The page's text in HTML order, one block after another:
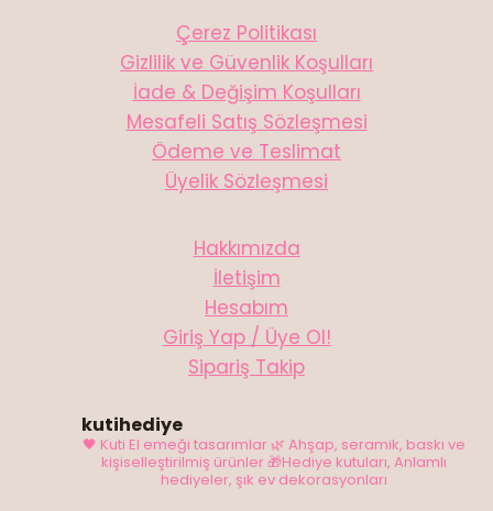
Çerez Politikası
Gizlilik ve Güvenlik Koşulları
İade & Değişim Koşulları
Mesafeli Satış Sözleşmesi
Ödeme ve Teslimat
Üyelik Sözleşmesi
Hakkımızda
İletişim
Hesabım
Giriş Yap / Üye Ol!
Sipariş Takip
kutihediye
🖤 Kuti El emeği tasarımlar 🌿 Ahşap, seramik, baskı ve
kişiselleştirilmiş ürünler 🎁Hediye kutuları, Anlamlı
hediyeler, şık ev dekorasyonları